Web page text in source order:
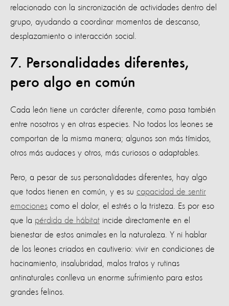
relacionado con la sincronización de actividades dentro del
grupo, ayudando a coordinar momentos de descanso,
desplazamiento o interacción social.
7. Personalidades diferentes,
pero algo en común
Cada león tiene un carácter diferente, como pasa también
entre nosotros y en otras especies. No todos los leones se
comportan de la misma manera; algunos son más tímidos,
otros más audaces y otros, más curiosos o adaptables.
Pero, a pesar de sus personalidades diferentes, hay algo
que todos tienen en común, y es su capacidad de sentir
emociones como el dolor, el estrés o la tristeza. Es por eso
que la pérdida de hábitat incide directamente en el
bienestar de estos animales en la naturaleza. Y ni hablar
de los leones criados en cautiverio: vivir en condiciones de
hacinamiento, insalubridad, malos tratos y rutinas
antinaturales conlleva un enorme sufrimiento para estos
grandes felinos.